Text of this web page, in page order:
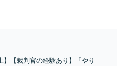
】【裁判官の経験あり】「やり